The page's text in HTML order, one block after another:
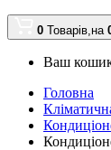
0 Товарів,на
Ваш
Головна